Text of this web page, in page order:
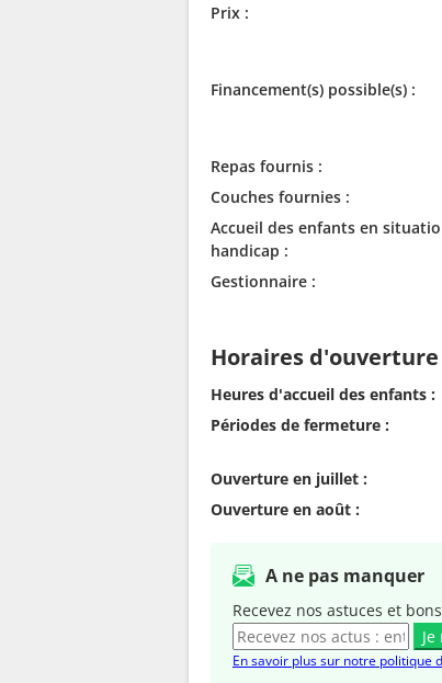
Prix :
Financement(s) possible(s) :
Repas fournis :
Couches fournies :
Accueil des enfants en
handicap :
Gestionnaire :
Horaires d'ouverture
Heures d'accueil des enfants :
Périodes de fermeture :
Ouverture en juillet :
Ouverture en août :
A ne pas manquer
Recevez nos astuces et
En savoir plus sur notre politique